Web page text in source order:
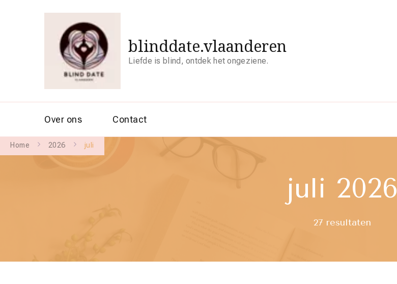
blinddate.vlaanderen
Liefde is blind, ontdek het ongeziene.
Over ons Contact
Home 2026 juli
juli 2026
27 resultaten